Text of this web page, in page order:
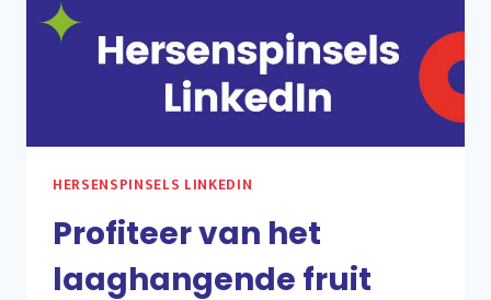
HERSENSPINSELS LINKEDIN
Profiteer van het
laaghangende fruit